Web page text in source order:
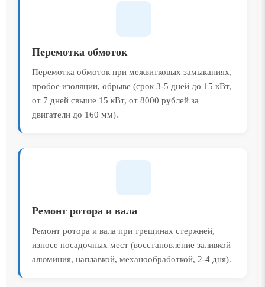
Перемотка обмоток
Перемотка обмоток при межвитковых замыканиях,
пробое изоляции, обрыве (срок 3-5 дней до 15 кВт,
от 7 дней свыше 15 кВт, от 8000 рублей за
двигатели до 160 мм).
Ремонт ротора и вала
Ремонт ротора и вала при трещинах стержней,
износе посадочных мест (восстановление заливкой
алюминия, наплавкой, механообработкой, 2-4 дня).